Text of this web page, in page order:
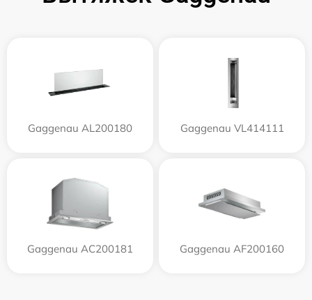
Gaggenau AL200180 Gaggenau VL414111
Gaggenau AC200181 Gaggenau AF200160